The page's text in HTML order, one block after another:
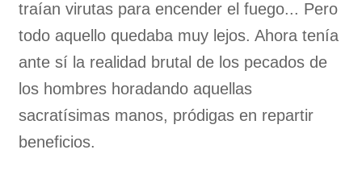
traían virutas para encender el fuego... Pero
todo aquello quedaba muy lejos. Ahora tenía
ante sí la realidad brutal de los pecados de
los hombres horadando aquellas
sacratísimas manos, pródigas en repartir
beneficios.